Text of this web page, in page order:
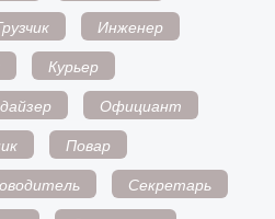
Инженер
Курьер
Официант
Повар
Секретарь